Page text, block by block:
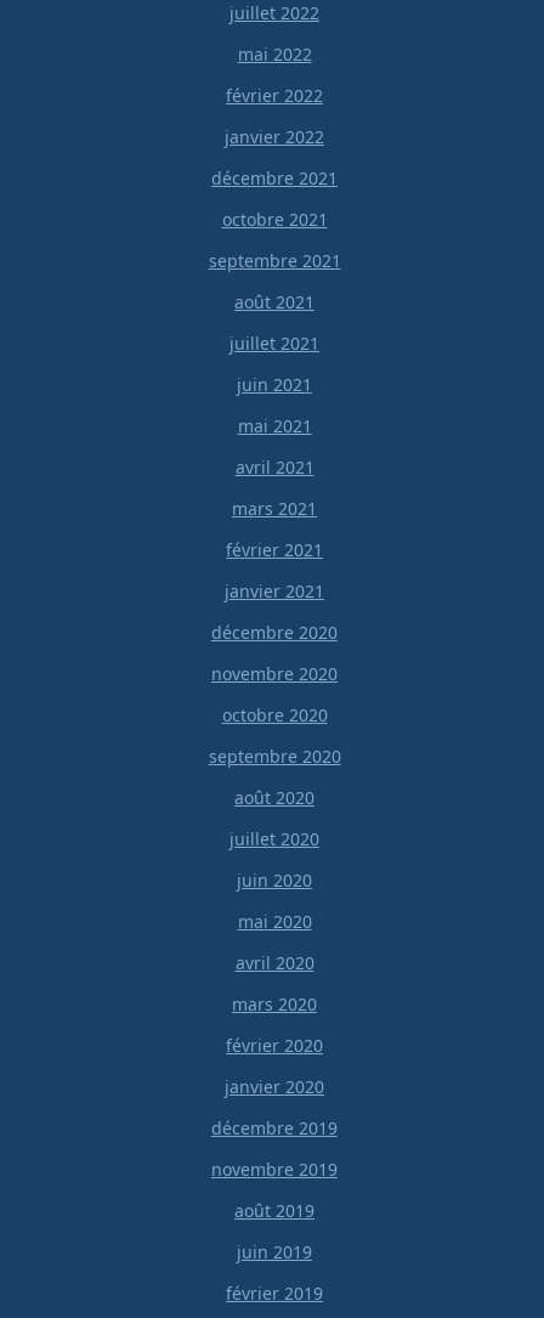
juillet 2022
mai 2022
février 2022
janvier 2022
décembre 2021
octobre 2021
septembre 2021
août 2021
juillet 2021
juin 2021
mai 2021
avril 2021
mars 2021
février 2021
janvier 2021
décembre 2020
novembre 2020
octobre 2020
septembre 2020
août 2020
juillet 2020
juin 2020
mai 2020
avril 2020
mars 2020
février 2020
janvier 2020
décembre 2019
novembre 2019
août 2019
juin 2019
février 2019